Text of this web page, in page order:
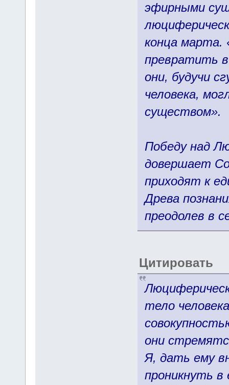
эфирными
конца
превратить
они, будучи
человека,
существом».
Победу над
довершает
приходят к
Древа
преодолев в
Цитировать
тело
они
Я, дать ему
проникнуть